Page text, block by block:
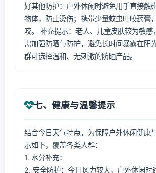
好其他防护：户外休闲时避免用手直接触
物体，防止烫伤；携带少量蚊虫叮咬药膏
咬。 补充提示：老人、儿童皮肤较为敏感
需加强防晒与防护，避免长时间暴露在阳
群可选择温和、无刺激的防晒产品。
七、健康与温馨提示
结合今日天气特点，为保障户外休闲健康
示如下，覆盖各类人群：
1. 水分补充：
2. 安全防护：今日风力较大，户外休闲时